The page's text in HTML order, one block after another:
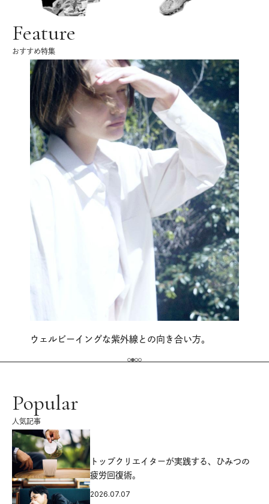
Feature
おすすめ特集
ウェルビーイングな紫外線との向き合い方。
Popular
人気記事
トップクリエイターが実践する、ひみつの
疲労回復術。
2026.07.07